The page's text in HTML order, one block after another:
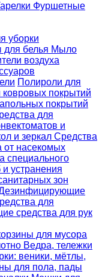
Фуршетные
уборки
для белья Мыло
воздуха
Полироли для
покрытий
покрытий
для
и
и зеркал Средства
от насекомых
специального
устранения
зон
для
средства для рук
для мусора
Ведра, тележки
веники, мётлы,
для пола, пады